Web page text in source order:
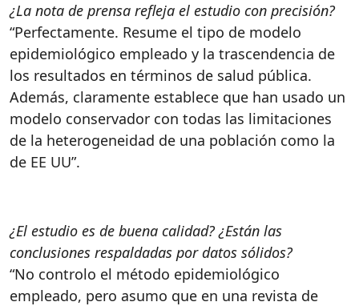
¿La nota de prensa refleja el estudio con precisión?
“Perfectamente. Resume el tipo de modelo
epidemiológico empleado y la trascendencia de
los resultados en términos de salud pública.
Además, claramente establece que han usado un
modelo conservador con todas las limitaciones
de la heterogeneidad de una población como la
de EE UU”.
¿El estudio es de buena calidad? ¿Están las
conclusiones respaldadas por datos sólidos?
“No controlo el método epidemiológico
empleado, pero asumo que en una revista de